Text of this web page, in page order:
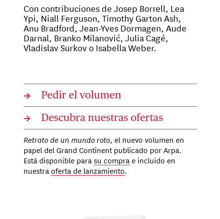
Con contribuciones de Josep Borrell, Lea
Ypi, Niall Ferguson, Timothy Garton Ash,
Anu Bradford, Jean-Yves Dormagen, Aude
Darnal, Branko Milanović, Julia Cagé,
Vladislav Surkov o Isabella Weber.
→ Pedir el volumen
→ Descubra nuestras ofertas
Retrato de un mundo roto, el nuevo volumen en
papel del Grand Continent publicado por Arpa.
Está disponible parasu comprae incluido en
nuestraoferta de lanzamiento.